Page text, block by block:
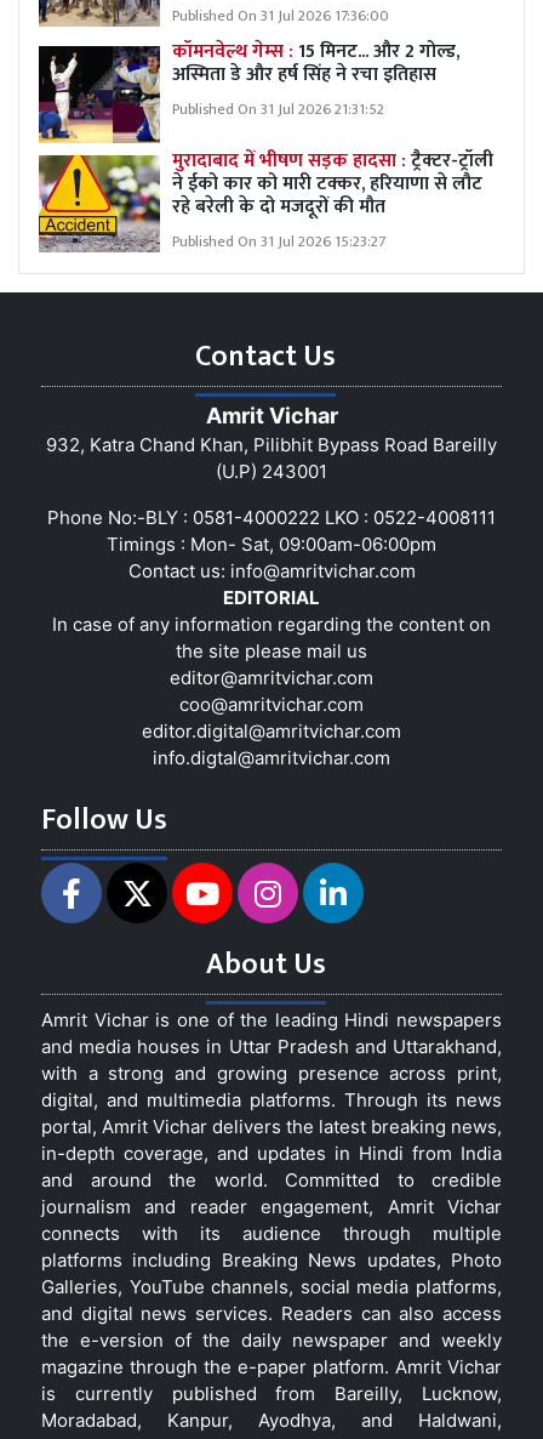
Published On 31 Jul 2026 17:36:00
कॉमनवेल्थ गेम्स :15 मिनट... और 2 गोल्ड,
अस्मिता डे और हर्ष सिंह ने रचा इतिहास
Published On 31 Jul 2026 21:31:52
मुरादाबाद में भीषण सड़क हादसा :ट्रैक्टर-ट्रॉली
ने ईको कार को मारी टक्कर, हरियाणा से लौट
रहे बरेली के दो मजदूरों की मौत
Published On 31 Jul 2026 15:23:27
Contact Us
Amrit Vichar
932, Katra Chand Khan, Pilibhit Bypass Road Bareilly
(U.P) 243001
Phone No:-BLY : 0581-4000222 LKO : 0522-4008111
Timings : Mon- Sat, 09:00am-06:00pm
Contact us: info@amritvichar.com
EDITORIAL
In case of any information regarding the content on
the site please mail us
editor@amritvichar.com
coo@amritvichar.com
editor.digital@amritvichar.com
info.digtal@amritvichar.com
Follow Us
About Us
Amrit Vichar is one of the leading Hindi newspapers
and media houses in Uttar Pradesh and Uttarakhand,
with a strong and growing presence across print,
digital, and multimedia platforms. Through its news
portal, Amrit Vichar delivers the latest breaking news,
in-depth coverage, and updates in Hindi from India
and around the world. Committed to credible
journalism and reader engagement, Amrit Vichar
connects with its audience through multiple
platforms including Breaking News updates, Photo
Galleries, YouTube channels, social media platforms,
and digital news services. Readers can also access
the e-version of the daily newspaper and weekly
magazine through the e-paper platform. Amrit Vichar
is currently published from Bareilly, Lucknow,
Moradabad, Kanpur, Ayodhya, and Haldwani,